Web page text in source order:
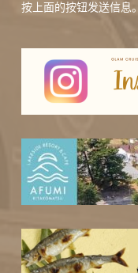
按上面的按钮发送信息。